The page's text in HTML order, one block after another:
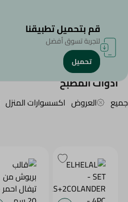
الرئيسية /
Household
أدوات المطبخ
جميع العروض اكسسوارات المنزل
قم بتحميل تطبيقنا
لتجربة تسوق أفضل
تحميل